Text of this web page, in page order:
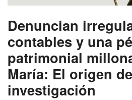
Denuncian
contables y una
patrimonial
María: El origen
investigación